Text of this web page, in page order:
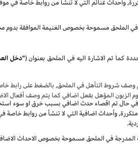
وأحداث غنائم التي لا تنشأ من روابط خاصة في
في الملحق مسموحة بخصوص الغنيمة الموافقة بدوم
كما تم الاشارة اليه في الملحق بعنوان("دخل
وصف شروط التأهل في الملحق, بالضغط على رابط
الزبون المؤهل بفعل اضافي كما يتم وصف أفعال
في حال تم اقصاء حدث اضافي بسبب خرق او سوء
وأحداث اضافية التي لا تنشأ من روابط خاصة
المدرجة في الملحق مسموحة بخصوص الاحداث